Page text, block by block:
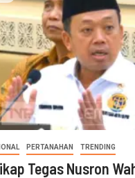
PERTANAHAN TRENDING
Tegas Nusron